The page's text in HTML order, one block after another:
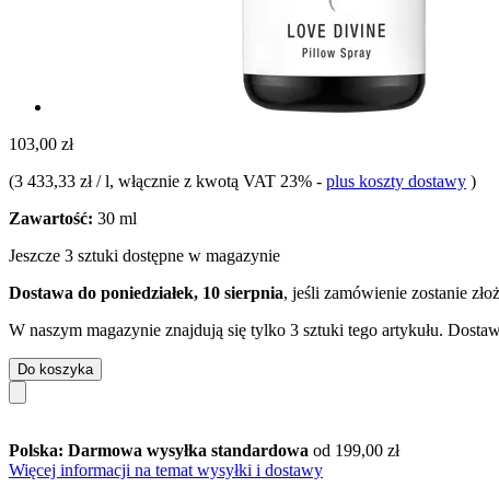
103,00 zł
(3 433,33 zł / l, włącznie z kwotą VAT 23% - plus koszty dostawy )
Zawartość: 30 ml
Jeszcze 3 sztuki dostępne w magazynie
Dostawa do poniedziałek, 10 sierpnia, jeśli zamówienie zostanie
W naszym magazynie znajdują się tylko 3 sztuki tego artykułu.
Do koszyka
Polska: Darmowa wysyłka standardowa od 199,00 zł
Więcej informacji na temat wysyłki i dostawy